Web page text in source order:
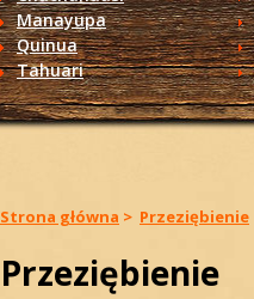
Manayupa
Quinua
Tahuari
Strona główna > Przeziębienie
Przeziębienie